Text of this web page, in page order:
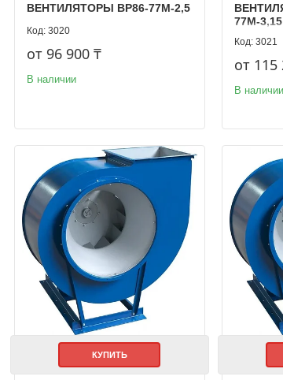
ВЕНТИЛЯТОРЫ ВР86-77М-2,5
3020
от 96 900 ₸
В наличии
77М-3,15
3021
от 115
В наличии
КУПИТЬ